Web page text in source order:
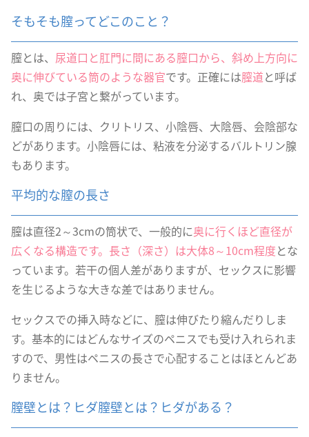
そもそも膣ってどこのこと？
膣とは、 尿道口と肛門に間にある膣口から、斜め上方向に
奥に伸びている筒のような器官です。正確には膣道と呼ば
れ、奥では子宮と繋がっています。
膣口の周りには、クリトリス、小陰唇、大陰唇、会陰部な
どがあります。小陰唇には、粘液を分泌するバルトリン腺
もあります。
平均的な膣の長さ
膣は直径2～3cmの筒状で、一般的に奥に行くほど直径が
広くなる構造です。長さ（深さ）は大体8～10cm程度とな
っています。若干の個人差がありますが、セックスに影響
を生じるような大きな差ではありません。
セックスでの挿入時などに、膣は伸びたり縮んだりしま
す。基本的にはどんなサイズのペニスでも受け入れられま
すので、男性はペニスの長さで心配することはほとんどあ
りません。
膣壁とは？ヒダ膣壁とは？ヒダがある？